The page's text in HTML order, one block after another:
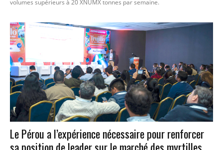
volumes supérieurs à 20 XNUMX tonnes par semaine.
Le Pérou a l’expérience nécessaire pour renforcer